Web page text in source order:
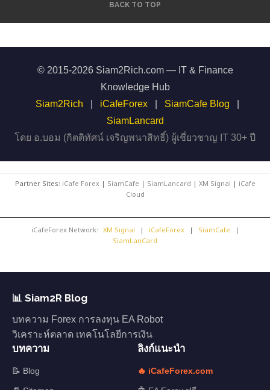
BACK TO TOP
© 2015-2026 Siam2Rich.com — IT & Finance
Knowledge Hub
Siam2Rich
iCafeForex SiamCafe Blog
SiamLancard
โดย อ.บอม (กิตติทัศน์ เจริญพนาสิทธิ์) ผู้เชี่ยวชาญ IT 30+ ปี
Partner Sites: iCafe Forex| SiamCafe | SiamLancard | XM Signal | iCafe
Cloud
iCafeForex Network: XM Signal | iCafeForex | SiamCafe
|
SiamLanCard
📊 Siam2R Blog
บทความ Forex การลงทุน EA Robot
วิเคราะห์ตลาด เทคโนโลยีการเงิน
บทความ
📝 Blog
ลิงก์แนะนำ
🔥 iCafeForex.com